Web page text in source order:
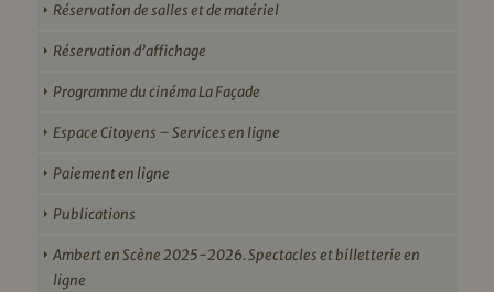
Réservation de salles et de matériel
Réservation d’affichage
Programme du cinéma La Façade
Espace Citoyens – Services en ligne
Paiement en ligne
Publications
Ambert en Scène 2025-2026. Spectacles et billetterie en
ligne